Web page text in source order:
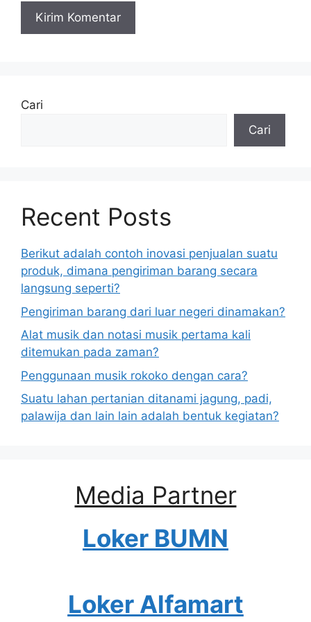
Cari
Cari
Recent Posts
Berikut adalah contoh inovasi penjualan suatu
produk, dimana pengiriman barang secara
langsung seperti?
Pengiriman barang dari luar negeri dinamakan?
Alat musik dan notasi musik pertama kali
ditemukan pada zaman?
Penggunaan musik rokoko dengan cara?
Suatu lahan pertanian ditanami jagung, padi,
palawija dan lain lain adalah bentuk kegiatan?
Media Partner
Loker BUMN
Loker Alfamart